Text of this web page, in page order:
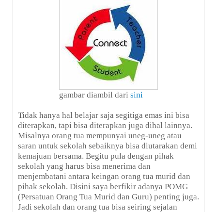
gambar diambil dari sini
Tidak hanya hal belajar saja segitiga emas ini bisa
diterapkan, tapi bisa diterapkan juga dihal lainnya.
Misalnya orang tua mempunyai uneg-uneg atau
saran untuk sekolah sebaiknya bisa diutarakan demi
kemajuan bersama. Begitu pula dengan pihak
sekolah yang harus bisa menerima dan
menjembatani antara keingan orang tua murid dan
pihak sekolah. Disini saya berfikir adanya POMG
(Persatuan Orang Tua Murid dan Guru) penting juga.
Jadi sekolah dan orang tua bisa seiring sejalan